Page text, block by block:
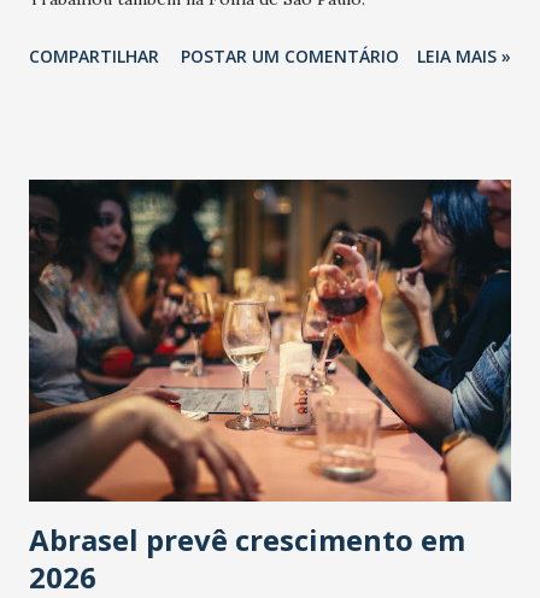
COMPARTILHAR POSTAR UM COMENTÁRIO LEIA MAIS »
Abrasel prevê crescimento em
2026